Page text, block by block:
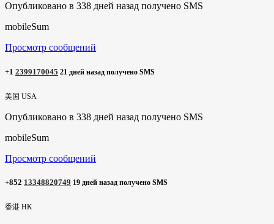
Опубликовано в 338 дней назад получено SMS
mobileSum
Просмотр сообщений
+1 2399170045 21 дней назад получено SMS
美国 USA
Опубликовано в 338 дней назад получено SMS
mobileSum
Просмотр сообщений
+852 13348820749 19 дней назад получено SMS
香港 HK